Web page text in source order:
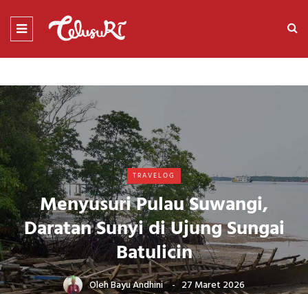
TRAVELOG
Menyusuri Pulau Suwangi,
Daratan Sunyi di Ujung Sungai
Batulicin
OlehBayu Andhini 27 Maret 2026